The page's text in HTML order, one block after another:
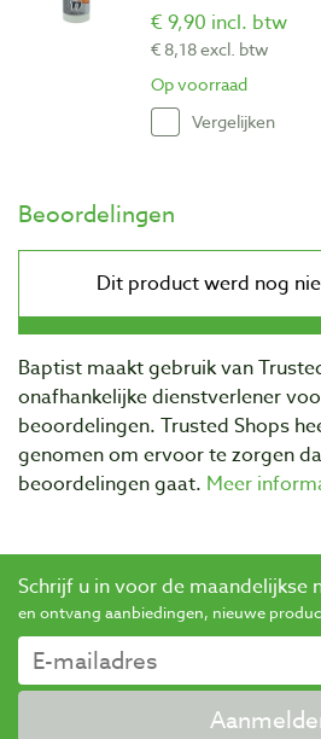
€ 9,90 incl. btw
€ 8,18 excl. btw
Op voorraad
Vergelijken
Beoordelingen
Baptist maakt gebruik van
onafhankelijke dienstverlener
beoordelingen. Trusted Shops
genomen om ervoor te zorgen
beoordelingen gaat. Meer
Schrijf u in voor de maandelijkse
en ontvang aanbiedingen, nieuwe